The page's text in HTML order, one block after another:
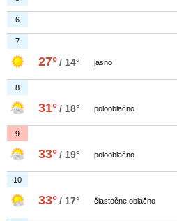
6
7
27°/ 14° jasno
8
31°/ 18° polooblačno
9
33°/ 19° polooblačno
10
33°/ 17° čiastočne oblačno